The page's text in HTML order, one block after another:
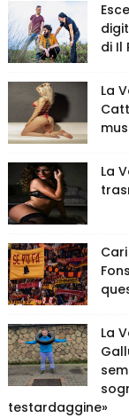
di Il
La
La
La
testardaggine»